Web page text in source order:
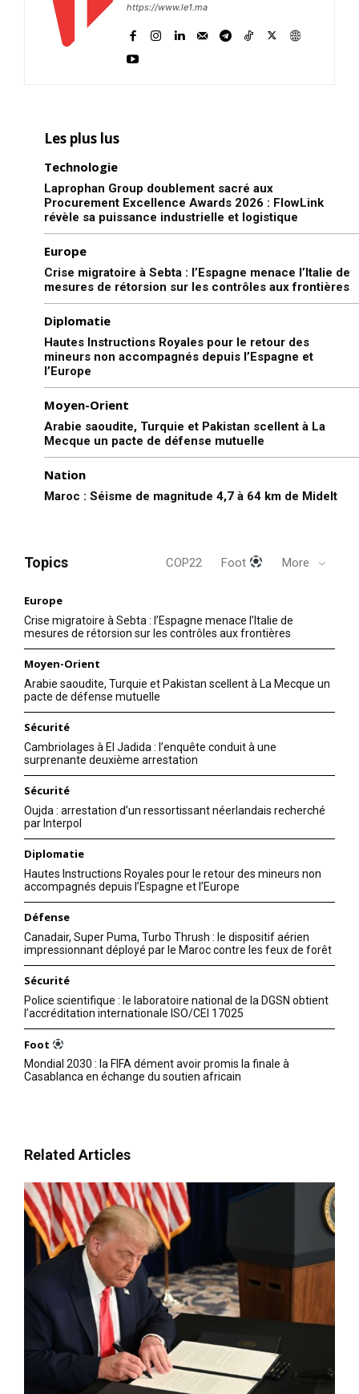
le1.ma
l'information
S'ABONNER MAINTENANT
Insight Publications
Nous contacter
Formules d’abonnement
https://www.le1.ma
Les plus lus
Technologie
Laprophan Group doublement sacré aux
Procurement Excellence Awards 2026 : FlowLink
révèle sa puissance industrielle et logistique
Europe
Crise migratoire à Sebta : l’Espagne menace l’Italie de
mesures de rétorsion sur les contrôles aux frontières
Diplomatie
Hautes Instructions Royales pour le retour des
mineurs non accompagnés depuis l’Espagne et
l’Europe
Moyen-Orient
Arabie saoudite, Turquie et Pakistan scellent à La
Mecque un pacte de défense mutuelle
Nation
Maroc : Séisme de magnitude 4,7 à 64 km de Midelt
Topics COP22 Foot More
Europe
Crise migratoire à Sebta : l’Espagne menace l’Italie de
mesures de rétorsion sur les contrôles aux frontières
Moyen-Orient
Arabie saoudite, Turquie et Pakistan scellent à La Mecque un
pacte de défense mutuelle
Sécurité
Cambriolages à El Jadida : l’enquête conduit à une
surprenante deuxième arrestation
Sécurité
Oujda : arrestation d’un ressortissant néerlandais recherché
par Interpol
Diplomatie
Hautes Instructions Royales pour le retour des mineurs non
accompagnés depuis l’Espagne et l’Europe
Défense
Canadair, Super Puma, Turbo Thrush : le dispositif aérien
impressionnant déployé par le Maroc contre les feux de forêt
Sécurité
Police scientifique : le laboratoire national de la DGSN obtient
l’accréditation internationale ISO/CEI 17025
Foot
Mondial 2030 : la FIFA dément avoir promis la finale à
Casablanca en échange du soutien africain
Related Articles